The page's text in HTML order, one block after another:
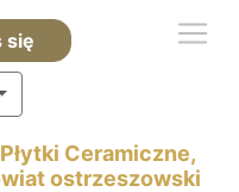
się
Ceramiczne,
ostrzeszowski